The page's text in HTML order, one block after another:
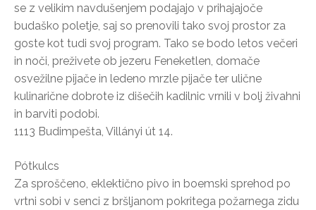
se z velikim navdušenjem podajajo v prihajajoče
budaško poletje, saj so prenovili tako svoj prostor za
goste kot tudi svoj program. Tako se bodo letos večeri
in noči, preživete ob jezeru Feneketlen, domače
osvežilne pijače in ledeno mrzle pijače ter ulične
kulinarične dobrote iz dišečih kadilnic vrnili v bolj živahni
in barviti podobi.
1113 Budimpešta, Villányi út 14.
Pótkulcs
Za sproščeno, eklektično pivo in boemski sprehod po
vrtni sobi v senci z bršljanom pokritega požarnega zidu